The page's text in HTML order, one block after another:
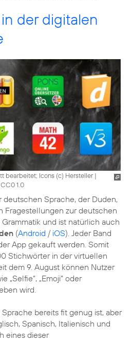
der digitalen
bearbeitet; Icons (c) Hersteller|
1.0
deutschen Sprache, der Duden,
Fragestellungen zur deutschen
und ist natürlich auch
(Android / iOS). Jeder Band
App gekauft werden. Somit
Stichwörter in der virtuellen
dem 9. August können Nutzer
„Selfie“, „Emoji“ oder
wird.
bereits fit genug ist, aber
Spanisch, Italienisch und
eines dieser